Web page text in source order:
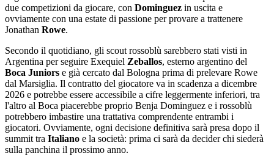
due competizioni da giocare, con Dominguez in uscita e
ovviamente con una estate di passione per provare a trattenere
Jonathan Rowe.
Secondo il quotidiano, gli scout rossoblù sarebbero stati visti in
Argentina per seguire Exequiel Zeballos, esterno argentino del
Boca Juniors e già cercato dal Bologna prima di prelevare Rowe
dal Marsiglia. Il contratto del giocatore va in scadenza a dicembre
2026 e potrebbe essere accessibile a cifre leggermente inferiori, tra
l'altro al Boca piacerebbe proprio Benja Dominguez e i rossoblù
potrebbero imbastire una trattativa comprendente entrambi i
giocatori. Ovviamente, ogni decisione definitiva sarà presa dopo il
summit tra Italiano e la società: prima ci sarà da decider chi siederà
sulla panchina il prossimo anno.